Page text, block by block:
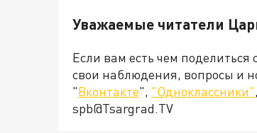
Уважаемые читатели
Если вам есть чем
свои наблюдения, вопросы и
"Вконтакте", "Одноклассники"
spb@Tsargrad.TV